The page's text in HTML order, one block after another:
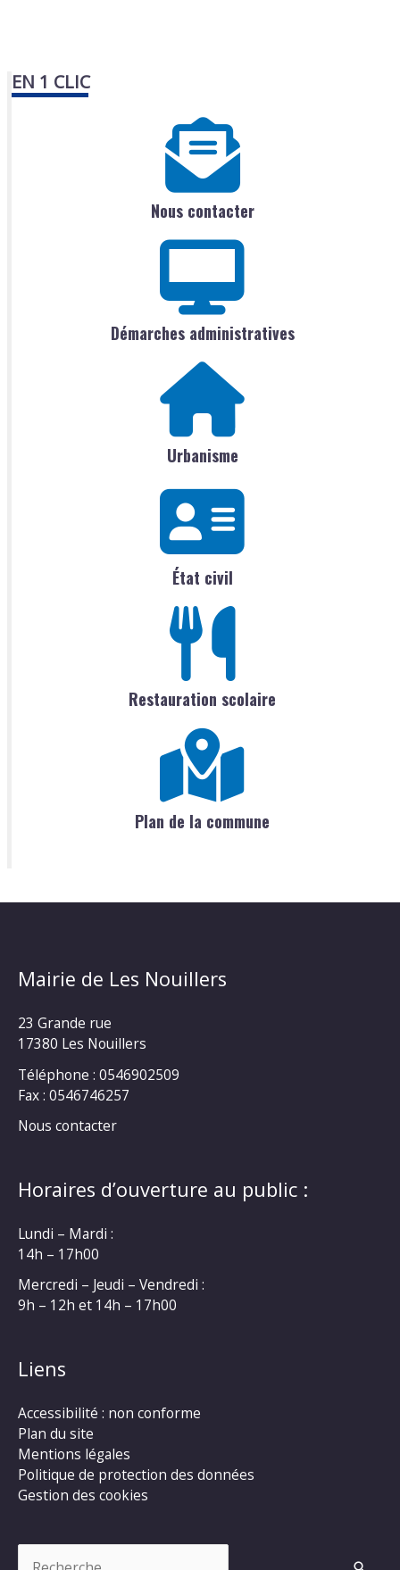
EN 1 CLIC
Nous contacter
Démarches administratives
Urbanisme
État civil
Restauration scolaire
Plan de la commune
Mairie de Les Nouillers
23 Grande rue
17380 Les Nouillers
Téléphone : 0546902509
Fax : 0546746257
Nous contacter
Horaires d’ouverture au public :
Lundi – Mardi :
14h – 17h00
Mercredi – Jeudi – Vendredi :
9h – 12h et 14h – 17h00
Liens
Accessibilité : non conforme
Plan du site
Mentions légales
Politique de protection des données
Gestion des cookies